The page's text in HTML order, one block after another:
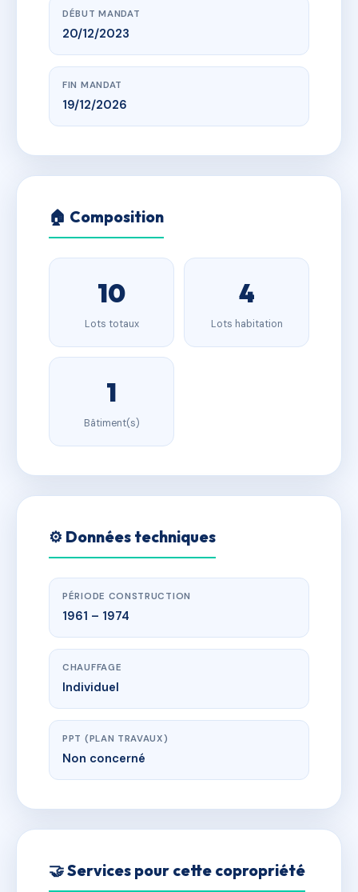
DÉBUT MANDAT
20/12/2023
FIN MANDAT
19/12/2026
🏠 Composition
10
Lots totaux
4
Lots habitation
1
Bâtiment(s)
⚙️ Données techniques
PÉRIODE CONSTRUCTION
1961 – 1974
CHAUFFAGE
Individuel
PPT (PLAN TRAVAUX)
Non concerné
🤝 Services pour cette copropriété